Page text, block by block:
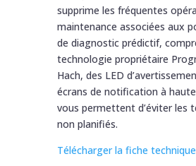
supprime les fréquentes
maintenance associées aux
de diagnostic prédictif,
technologie propriétaire
Hach, des LED
écrans de notification à
vous permettent d’éviter les
non planifiés.
Télécharger la fiche